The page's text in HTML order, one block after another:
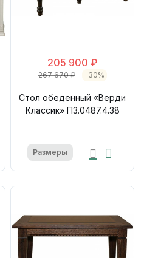
205 900 ₽
267 670 ₽ -30%
Стол обеденный «Верди
Классик» П3.0487.4.38
Размеры